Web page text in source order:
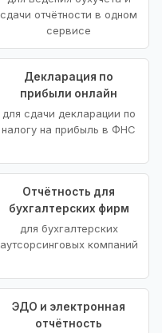
сдачи отчётности в одном
сервисе
Декларация по
прибыли онлайн
для сдачи декларации по
налогу на прибыль в ФНС
Отчётность для
бухгалтерских фирм
для бухгалтерских
аутсорсинговых компаний
ЭДО и электронная
отчётность